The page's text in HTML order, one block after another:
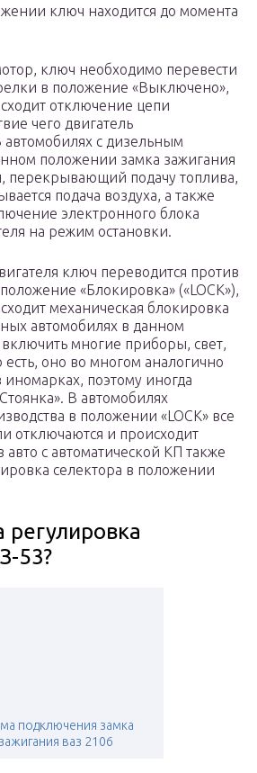
ключ находится до момента
ключ необходимо перевести
в положение «Выключено»,
отключение цепи
чего двигатель
автомобилях с дизельным
положении замка зажигания
перекрывающий подачу топлива,
подача воздуха, а также
электронного блока
на режим остановки.
ключ переводится против
«Блокировка» («LOCK»),
механическая блокировка
автомобилях в данном
многие приборы, свет,
есть, оно во многом аналогично
поэтому иногда
В автомобилях
в положении «LOCK» все
отключаются и происходит
с автоматической КП также
селектора в положении
53?
подключения замка
зажигания ваз 2106